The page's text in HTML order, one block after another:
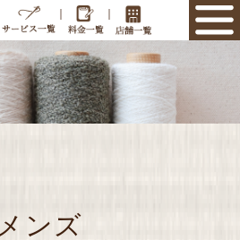
｜ ｜
メンズ